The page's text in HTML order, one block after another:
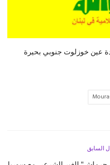
عين خوزلوت جنوبي بحيرة
السابق